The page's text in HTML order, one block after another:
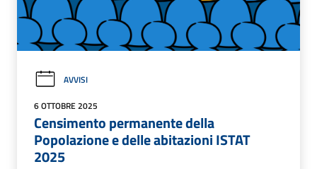
AVVISI
6 OTTOBRE 2025
Censimento permanente della
Popolazione e delle abitazioni ISTAT
2025